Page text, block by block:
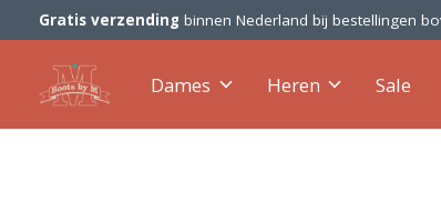
Gratis verzending binnen Nederland bij bestellingen
Dames Heren Sale